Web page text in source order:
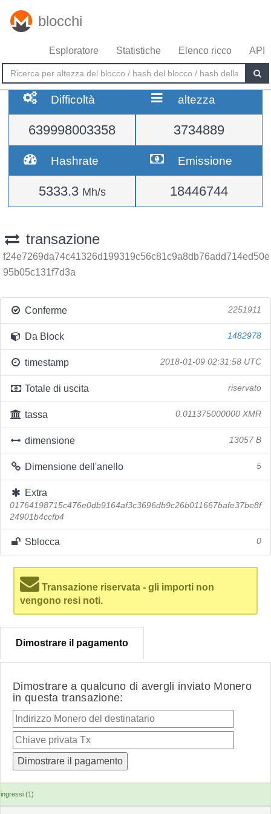
blocchi
Esploratore Statistiche Elenco ricco API
Difficoltà
639998003358
altezza
3734889
Hashrate
5333.3 Mh/s
Emissione
18446744
transazione
f24e7269da74c41326d199319c56c81c9a8db76add714ed50e
95b05c131f7d3a
Conferme 2251911
Da Block 1482978
timestamp 2018-01-09 02:31:58 UTC
Totale di uscita riservato
tassa 0.011375000000 XMR
dimensione 13057 B
Dimensione dell'anello 5
Extra
01764198715c476e0db9164af3c3696db9c26b011667bafe37be8f
24901b4ccfb4
Sblocca 0
Transazione riservata - gli importi non
vengono resi noti.
Dimostrare il pagamento
Dimostrare a qualcuno di avergli inviato Monero
in questa transazione:
ingressi (1)